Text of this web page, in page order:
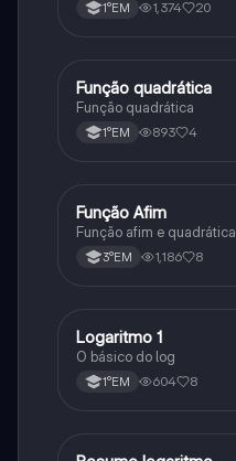
1°EM 1,374 20
Matematica
Função quadrática
Função quadrática
1°EM 893 4
Matematica
Função Afim
Função afim e quadrática
3°EM 1,186 8
Matematica
Logaritmo 1
O básico do log
1°EM 604 8